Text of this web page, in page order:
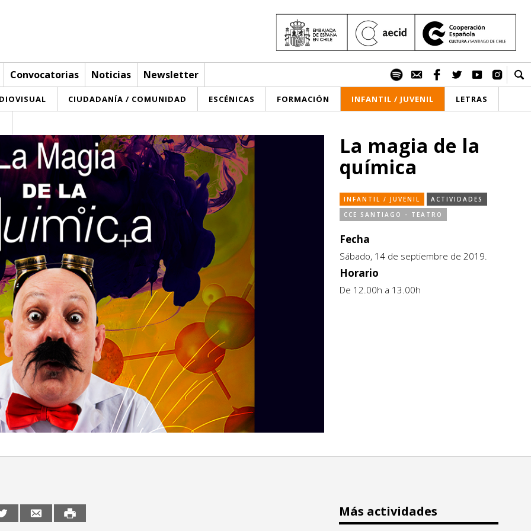
Convocatorias Noticias Newsletter
CIUDADANÍA / COMUNIDAD ESCÉNICAS FORMACIÓN INFANTIL / JUVENIL LETRAS
La magia de la
química
INFANTIL / JUVENIL
ACTIVIDADES
CCE SANTIAGO - TEATRO
Fecha
Sábado, 14 de septiembre de 2019.
Horario
De 12.00h a 13.00h
Más actividades